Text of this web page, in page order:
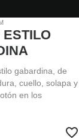
gabardina, de
cuello, solapa y
en los